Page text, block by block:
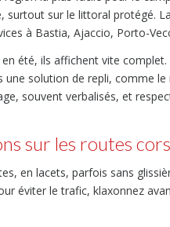
sur le littoral protégé.
à Bastia, Ajaccio, Porto-
en été, ils affichent vite
solution de repli, comme le
souvent verbalisés, et
sur les routes
en lacets, parfois sans
éviter le trafic, klaxonnez